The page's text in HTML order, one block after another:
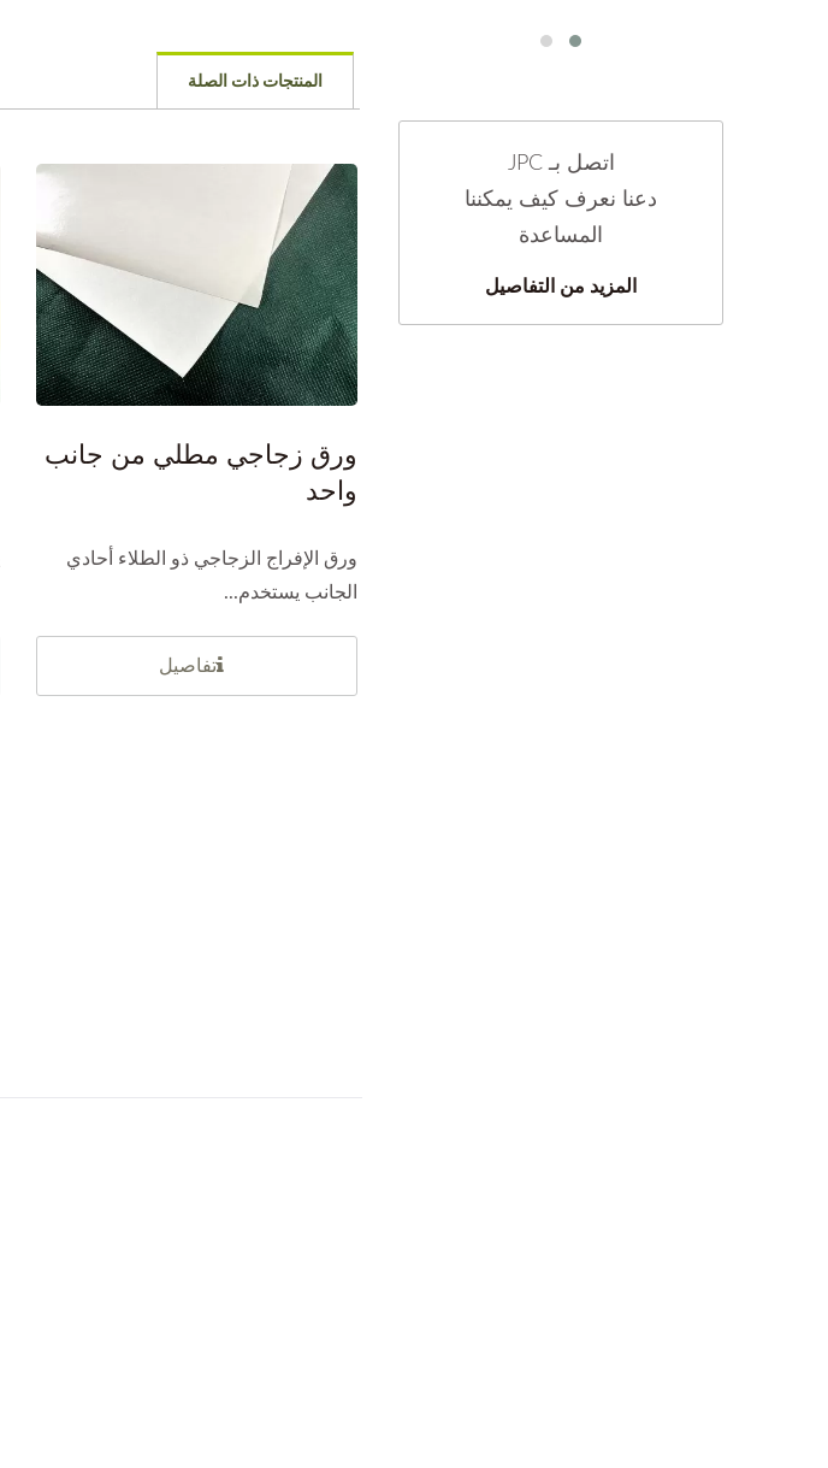
المنتجات ذات الصلة
ورق زجاجي مطلي من جانب
واحد
ورق الإفراج الزجاجي ذو الطلاء أحادي
الجانب يستخدم...
تفاصيل
اتصل بـ JPC
دعنا نعرف كيف يمكننا
المساعدة
المزيد من التفاصيل